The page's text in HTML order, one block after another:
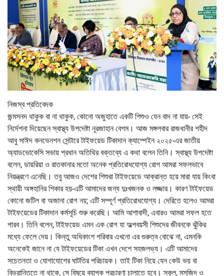
নিজস্ব প্রতিবেদক
জন্মসনদ থাকুক বা না থাকুক, কোনো অজুহাতে একটি শিশুও যেন বাদ না যায়- সেই
নির্দেশনা দিয়েছেন স্বাস্থ্য উপদেষ্টা নূরজাহান বেগম। আজ মঙ্গলবার রাজধানীর শহীদ
আবু সাঈদ কনভেনশন সেন্টারে টাইফয়েড টিকাদান ক্যাম্পেইন ২০২৫-এর জাতীয়
অ্যাডভোকেসি সভায় প্রধান অতিথির বক্তব্যে এ কথা বলেন তিনি। স্বাস্থ্য উপদেষ্টা
বলেন, ডায়রিয়া ও রাতকানার মতো অনেক প্রতিরোধযোগ্য রোগ আমরা সফলভাবে
নিয়ন্ত্রণে এনেছি। তবু আজও দেশের শিশুরা টাইফয়েডে আক্রান্ত হয়ে মারা যায় কিংবা
স্থায়ী অঙ্গহানির শিকার হয়-এটি আমাদের জন্য দুঃখজনক ও লজ্জার। কারণ টাইফয়েড
কোনো জটিল বা অজানা রোগ নয়; এটি সম্পূর্ণ প্রতিরোধযোগ্য। দেরিতে হলেও আমরা
টাইফয়েডের টিকাদান কর্মসূচি শুরু করেছি। আমি আশাবাদী, এবারও আমরা সফল হতে
পারব। তিনি বলেন, টাইফয়েড এমন এক রোগ যা অল্পবয়সী শিশুদের জীবনকে ঝুঁকির
মধ্যে ফেলে দেয়। কিন্তু অধিকাংশ পরিবার এখনো এর গুরুত্ব বোঝে না, এমনকি
অনেকেই জানে না যে টাইফয়েডের টিকা এখন দেশে সহজলভ্য। এটি আমাদের
সচেতনতা ও যোগাযোগের ঘাটতির পরিচায়ক। তাই টিকা নিয়ে যেন কেউ ভয় বা
বিভ্রান্তিতে না থাকে, সে বিষয়ে ব্যাপক প্রচারণা চালাতে হবে। স্কুল, মসজিদ ও